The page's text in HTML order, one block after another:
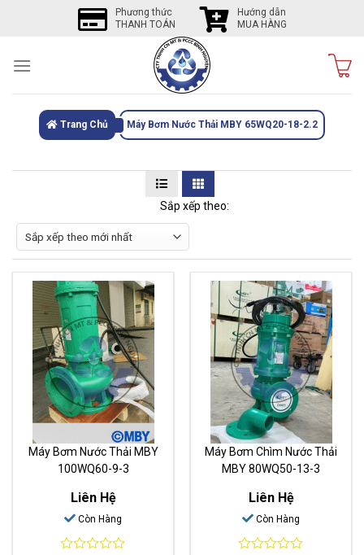
Phương thức
THANH TOÁN
Hướng dẫn
MUA HÀNG
Trang Chủ Máy Bơm Nước Thải MBY 65WQ20-18-2.2
Sắp xếp theo:
Máy Bơm Nước Thải MBY
100WQ60-9-3
Liên Hệ
Còn Hàng
Máy Bơm Chìm Nước Thải
MBY 80WQ50-13-3
Liên Hệ
Còn Hàng